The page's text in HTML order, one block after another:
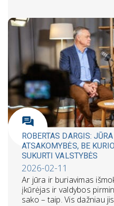
ROBERTAS DARGIS:
ATSAKOMYBĖS, BE
SUKURTI VALSTYBĖS
2026-02-11
Ar jūra ir buriavimas
įkūrėjas ir valdybos
sako – taip. Vis dažniau